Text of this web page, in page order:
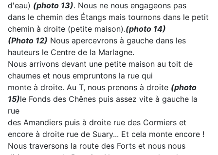
d'eau) (photo 13). Nous ne nous engageons pas
dans le chemin des Étangs mais tournons dans le petit
chemin à droite (petite maison).(photo 14)
(Photo 12) Nous apercevrons à gauche dans les
hauteurs le Centre de la Marlagne.
Nous arrivons devant une petite maison au toit de
chaumes et nous empruntons la rue qui
monte à droite. Au T, nous prenons à droite (photo
15)le Fonds des Chênes puis assez vite à gauche la
rue
des Amandiers puis à droite rue des Cormiers et
encore à droite rue de Suary... Et cela monte encore !
Nous traversons la route des Forts et nous nous